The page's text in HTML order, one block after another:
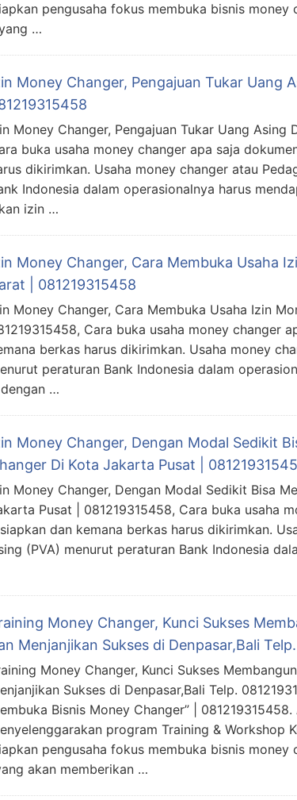
pengusaha fokus membuka bisnis
…
Money Changer, Pengajuan Tukar Uang
Money Changer, Pengajuan Tukar Uang Asing
buka usaha money changer apa saja
dikirimkan. Usaha money changer atau
Indonesia dalam operasionalnya harus
izin …
Money Changer, Cara Membuka Usaha
| 081219315458
Money Changer, Cara Membuka Usaha Izin
Cara buka usaha money changer
berkas harus dikirimkan. Usaha money
peraturan Bank Indonesia dalam
…
Money Changer, Dengan Modal Sedikit
Di Kota Jakarta Pusat |
Money Changer, Dengan Modal Sedikit Bisa
Pusat | 081219315458, Cara buka usaha
dan kemana berkas harus dikirimkan.
(PVA) menurut peraturan Bank Indonesia
Money Changer, Kunci Sukses
Menjanjikan Sukses di Denpasar,Bali
Money Changer, Kunci Sukses
Sukses di Denpasar,Bali Telp.
Bisnis Money Changer” |
program Training & Workshop
pengusaha fokus membuka bisnis
akan memberikan …